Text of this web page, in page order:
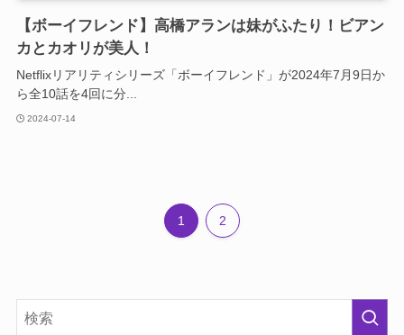
【ボーイフレンド】高橋アランは妹がふたり！ビアン
カとカオリが美人！
Netflixリアリティシリーズ「ボーイフレンド」が2024年7月9日か
ら全10話を4回に分...
2024-07-14
1 2